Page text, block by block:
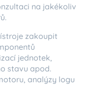
na jakékoliv
zakoupit
jednotek,
stavu apod.
analýzy logu